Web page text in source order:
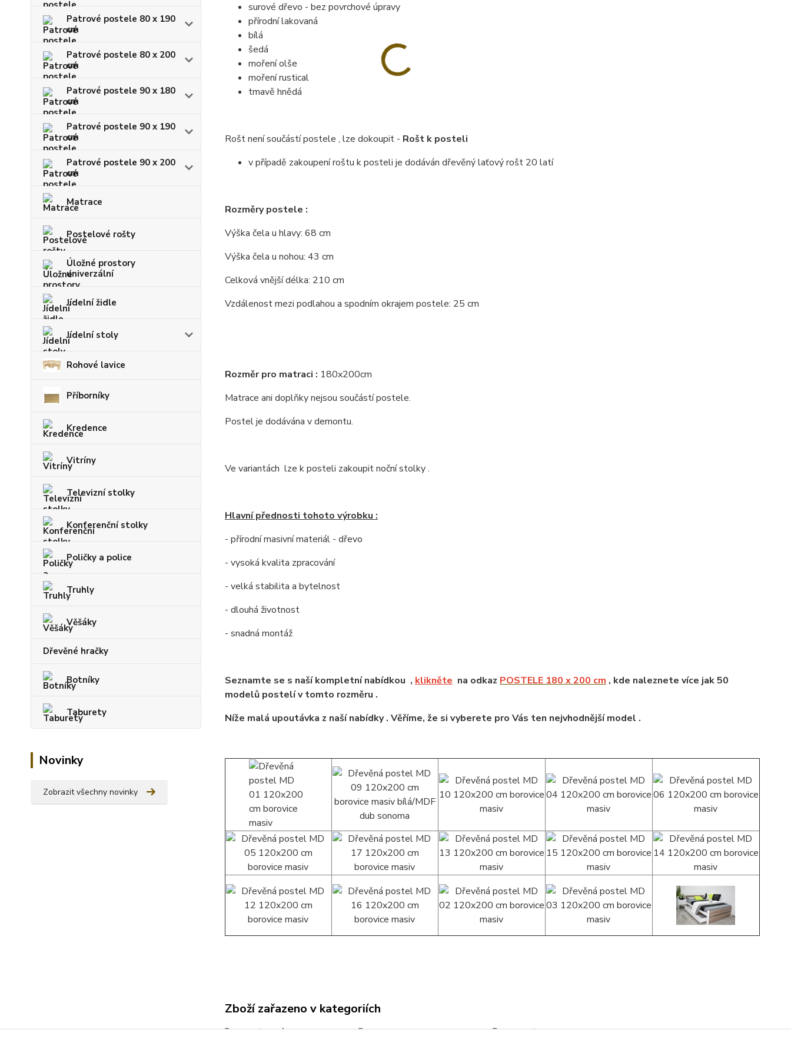
Patrové postele 80 x 190
cm
Patrové postele 80 x 200
cm
Patrové postele 90 x 180
cm
Patrové postele 90 x 190
cm
Patrové postele 90 x 200
cm
Matrace
Postelové rošty
Úložné prostory
univerzální
Jídelní židle
Jídelní stoly
Rohové lavice
Příborníky
Kredence
Vitríny
Televizní stolky
Konferenční stolky
Poličky a police
Truhly
Věšáky
Dřevěné hračky
Botníky
Taburety
Novinky
Zobrazit všechny novinky
surové dřevo - bez povrchové úpravy
přírodní lakovaná
bílá
šedá
moření olše
moření rustical
tmavě hnědá
Rošt není součástí postele , lze dokoupit - Rošt k posteli
v případě zakoupení roštu k posteli je dodáván dřevěný laťový rošt 20 latí
Rozměry postele :
Výška čela u hlavy: 68 cm
Výška čela u nohou: 43 cm
Celková vnější délka: 210 cm
Vzdálenost mezi podlahou a spodním okrajem postele: 25 cm
Rozměr pro matraci : 180x200cm
Matrace ani doplňky nejsou součástí postele.
Postel je dodávána v demontu.
Ve variantách lze k posteli zakoupit noční stolky .
Hlavní přednosti tohoto výrobku :
- přírodní masivní materiál - dřevo
- vysoká kvalita zpracování
- velká stabilita a bytelnost
- dlouhá životnost
- snadná montáž
Seznamte se s naší kompletní nabídkou , klikněte na odkaz POSTELE 180 x 200 cm , kde naleznete více jak 50
modelů postelí v tomto rozměru .
Níže malá upoutávka z naší nabídky . Věříme, že si vyberete pro Vás ten nejvhodnější model .
Zboží zařazeno v kategoriích
Manželské postele Postele 180 x 200 cm Rozměr 180x200 cm